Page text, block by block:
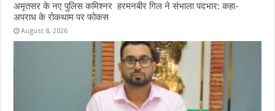
अमृतसर के नए पुलिस कमिश्नर हरमनबीर गिल ने संभाला पदभार: कहा-
अपराध के रोकथाम पर फोकस
August 8, 2026